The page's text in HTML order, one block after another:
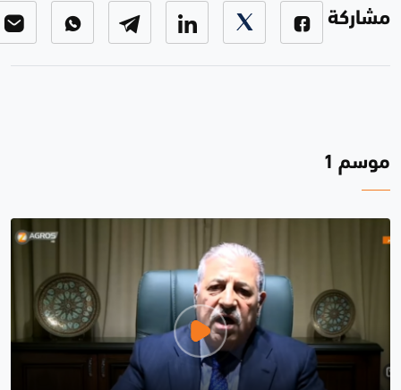
مشاركة
موسم 1